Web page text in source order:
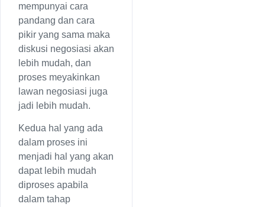
mempunyai cara
pandang dan cara
pikir yang sama maka
diskusi negosiasi akan
lebih mudah, dan
proses meyakinkan
lawan negosiasi juga
jadi lebih mudah.
Kedua hal yang ada
dalam proses ini
menjadi hal yang akan
dapat lebih mudah
diproses apabila
dalam tahap